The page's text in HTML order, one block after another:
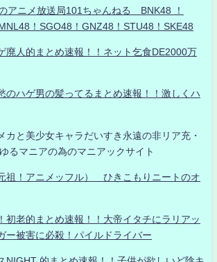
アニメ放送局101ちゃんねる BNK48 ！
！SGO48！GNZ48！STU48！SKE48
廃人的まとめ速報！！ネット乞食DE2000万
のハゲ男の髪ってるまとめ速報！！激しくハ
カと美少女キャラだいすき永遠の非リア充・
るマニアの為のマニアックサイト
祖！アニメッフル） ひきこもりニートのオ
初老的まとめ速報！！大帝イタチにラリアッ
ー被害に必殺！パイルドライバー